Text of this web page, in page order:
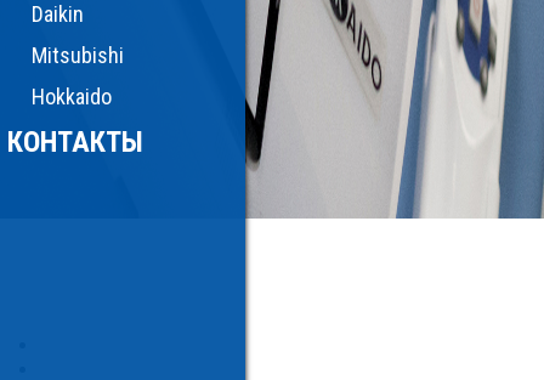
Daikin
Mitsubishi
Hokkaido
КОНТАКТЫ